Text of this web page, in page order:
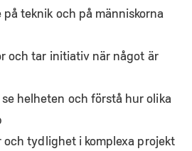
teknik och på människorna
och tar initiativ när något är
helheten och förstå hur olika
tydlighet i komplexa projekt